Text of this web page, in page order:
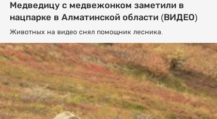
Медведицу с медвежонком заметили в
нацпарке в Алматинской области (ВИДЕО)
Животных на видео снял помощник лесника.